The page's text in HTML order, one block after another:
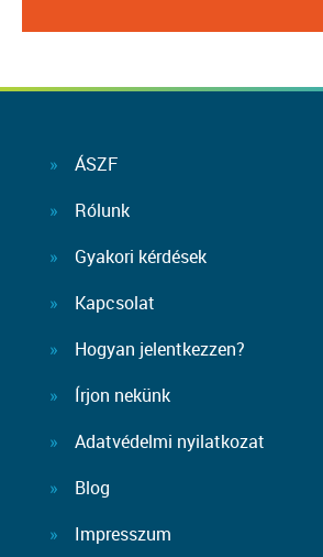
ÁSZF
Rólunk
Gyakori kérdések
Kapcsolat
Hogyan jelentkezzen?
Írjon nekünk
Adatvédelmi nyilatkozat
Blog
Impresszum